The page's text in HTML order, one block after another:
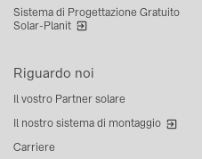
Sistema di Progettazione Gratuito
Solar-Planit
Riguardo noi
Il vostro Partner solare
Il nostro sistema di montaggio
Carriere